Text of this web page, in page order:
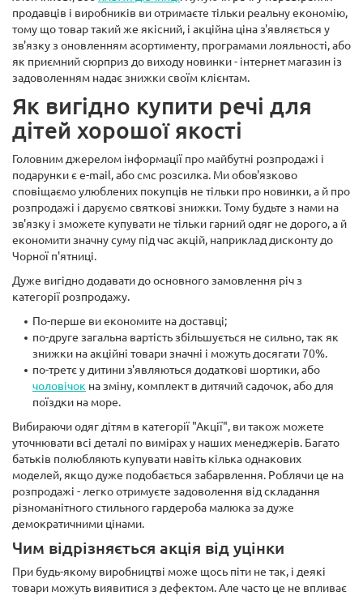
продавців і виробників ви отримаєте тільки реальну економію,
тому що товар такий же якісний, і акційна ціна з'являється у
зв'язку з оновленням асортименту, програмами лояльності, або
як приємний сюрприз до виходу новинки - інтернет магазин із
задоволенням надає знижки своїм клієнтам.
Як вигідно купити речі для
дітей хорошої якості
Головним джерелом інформації про майбутні розпродажі і
подарунки є e-mail, або смс розсилка. Ми обов'язково
сповіщаємо улюблених покупців не тільки про новинки, а й про
розпродажі і даруємо святкові знижки. Тому будьте з нами на
зв'язку і зможете купувати не тільки гарний одяг не дорого, а й
економити значну суму під час акцій, наприклад дисконту до
Чорної п'ятниці.
Дуже вигідно додавати до основного замовлення річ з
категорії розпродажу.
По-перше ви економите на доставці;
по-друге загальна вартість збільшується не сильно, так як
знижки на акційні товари значні і можуть досягати 70%.
по-третє у дитини з'являються додаткові шортики, або
чоловічок на зміну, комплект в дитячий садочок, або для
поїздки на море.
Вибираючи одяг дітям в категорії "Акції", ви також можете
уточнювати всі деталі по вимірах у наших менеджерів. Багато
батьків полюбляють купувати навіть кілька однакових
моделей, якщо дуже подобається забарвлення. Роблячи це на
розпродажі - легко отримуєте задоволення від складання
різноманітного стильного гардероба малюка за дуже
демократичними цінами.
Чим відрізняється акція від уцінки
При будь-якому виробництві може щось піти не так, і деякі
товари можуть виявитися з дефектом. Але часто це не впливає